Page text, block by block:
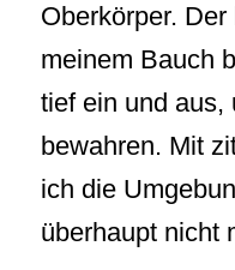
Oberkörper.
meinem Bauch
tief ein und aus,
bewahren. Mit
ich die
überhaupt nicht